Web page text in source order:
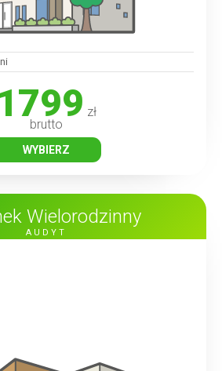
1799 zł
brutto
WYBIERZ
AUDYT
Wielorodzinny